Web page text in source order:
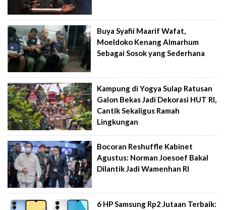
Buya Syafii Maarif Wafat,
Moeldoko Kenang Almarhum
Sebagai Sosok yang Sederhana
Kampung di Yogya Sulap Ratusan
Galon Bekas Jadi Dekorasi HUT RI,
Cantik Sekaligus Ramah
Lingkungan
Bocoran Reshuffle Kabinet
Agustus: Norman Joesoef Bakal
Dilantik Jadi Wamenhan RI
6 HP Samsung Rp2 Jutaan Terbaik: